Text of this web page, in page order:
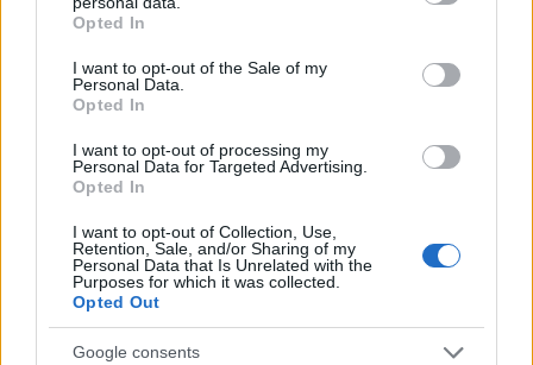
grant or deny consent to Google and its third-party tags to
use your data for below specified purposes in below Google
consent section.
Opted In
I want to opt-out of the Sale of my
Personal Data.
Opted In
I want to opt-out of processing my
Personal Data for Targeted Advertising.
Opted In
I want to opt-out of Collection, Use,
Retention, Sale, and/or Sharing of my
Personal Data that Is Unrelated with the
Purposes for which it was collected.
Opted Out
Google consents
ne parvient-il pas à concurrencer son coéquipier ?
Zlatan est un très bon joueur, donc il a un vrai impact
auprès des fans de football. Mais ce n’est pas une star. Il
ne passe pas les barrières de la presse people. Il est moins
aimable sur le terrain. »En revanche, pour Bailly, la
différence du profil entre les deux joueurs, le premier à son
aise sur le terrain, l’autre en dehors, offre au club parisien
une complémentarité lui permettant de l’emporter sur tous